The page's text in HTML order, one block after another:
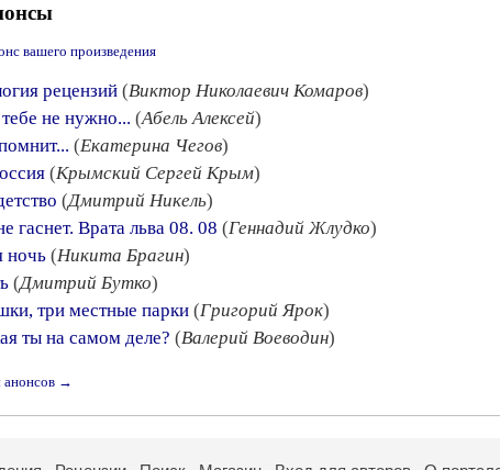
вашего произведения
рецензий (Виктор Николаевич Комаров)
не нужно... (Абель Алексей)
(Екатерина Чегов)
(Крымский Сергей Крым)
(Дмитрий Никель)
гаснет. Врата льва 08. 08 (Геннадий Жлудко)
ночь (Никита Брагин)
(Дмитрий Бутко)
три местные парки (Григорий Ярок)
ты на самом деле? (Валерий Воеводин)
анонсов →